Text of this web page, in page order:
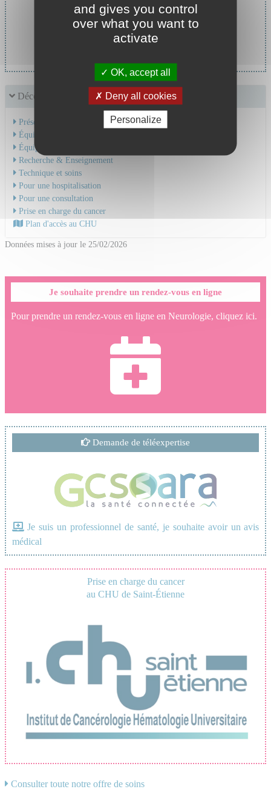
Chef de service :
Pr CAMDESSANCHE Jean-
Philippe
Découvrir le service
Présentation de l'activité
Équipe Médicale
Équipe Soignante
Recherche & Enseignement
Technique et soins
Pour une hospitalisation
Pour une consultation
Prise en charge du cancer
Plan d'accès au CHU
Données mises à jour le 25/02/2026
Je souhaite prendre un rendez-vous en ligne
Pour prendre un rendez-vous en ligne en Neurologie, cliquez ici.
Demande de téléexpertise
Je suis un professionnel de santé, je souhaite avoir un avis
médical
Prise en charge du cancer
au CHU de Saint-Étienne
Consulter toute notre offre de soins
and gives you control
over what you want to
activate
OK, accept all
Deny all cookies
Personalize